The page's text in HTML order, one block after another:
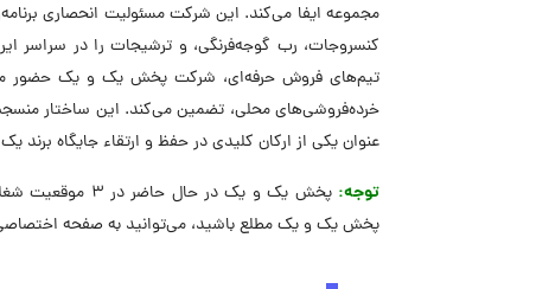
مجموعه ایفا می‌کند. این شرکت مسئولیت انحصاری
کنسروجات، رب گوجه‌فرنگی، و ترشیجات را در سراسر
تیم‌های فروش حرفه‌ای، شرکت پخش یک و یک حضور
خرده‌فروشی‌های محلی، تضمین می‌کند. این ساختار
عنوان یکی از ارکان کلیدی در حفظ و ارتقاء جایگاه
توجه:
پخش یک و یک در
پخش یک و یک مطلع باشید، می‌توانید به صفحه